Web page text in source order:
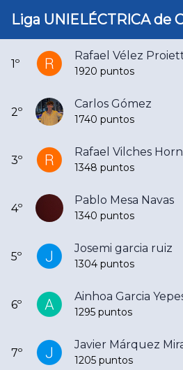
Ranking Segunda
1º
Rafael Vélez
1920 puntos
2º
Carlos Gómez
1740 puntos
3º
Rafael Vilches
1348 puntos
4º
Pablo Mesa Navas
1340 puntos
5º
Josemi garcia ruiz
1304 puntos
6º
Ainhoa Garcia
1295 puntos
7º
Javier Márquez
1205 puntos